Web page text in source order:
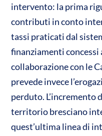
intervento: la prima
contributi in conto
tassi praticati dal
finanziamenti concessi
collaborazione con le
prevede invece
perduto. L’incremento
territorio bresciano
quest’ultima linea di